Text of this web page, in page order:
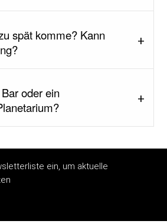
spät komme? Kann
oder ein
ein, um aktuelle